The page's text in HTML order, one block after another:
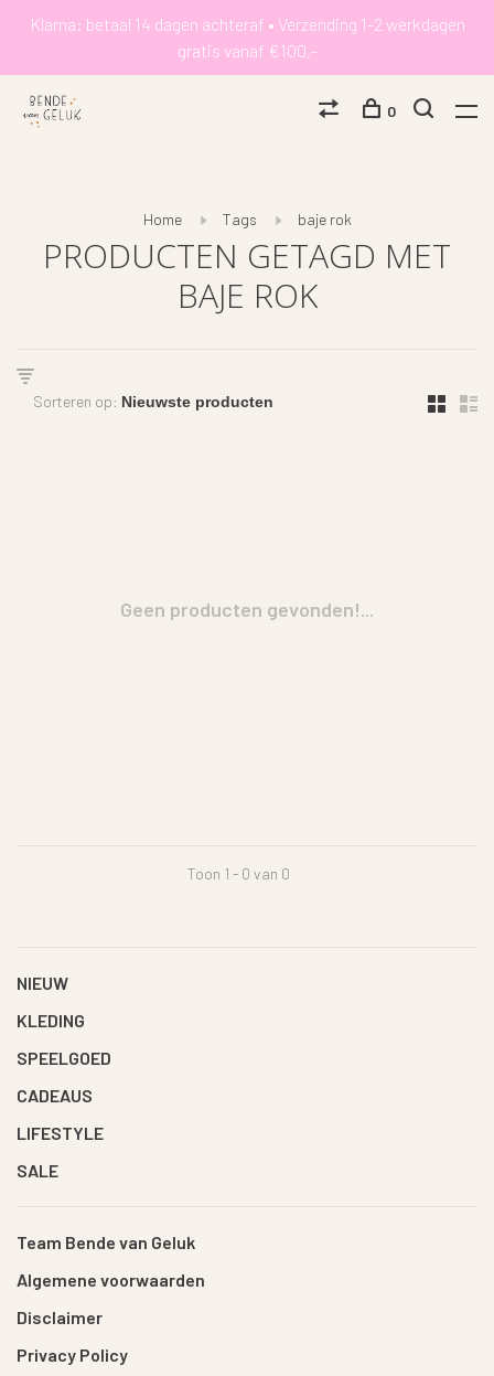
Klarna: betaal 14 dagen achteraf • Verzending 1-2 werkdagen
gratis vanaf €100,-
0
Home Tags baje rok
PRODUCTEN GETAGD MET
BAJE ROK
Sorteren op:
Geen producten gevonden!...
Toon 1 - 0 van 0
NIEUW
KLEDING
SPEELGOED
CADEAUS
LIFESTYLE
SALE
Team Bende van Geluk
Algemene voorwaarden
Disclaimer
Privacy Policy